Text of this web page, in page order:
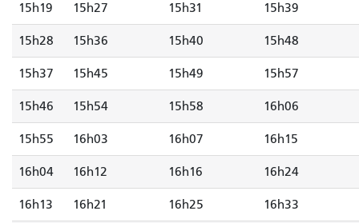
15h19 15h27 15h31 15h39
15h28 15h36 15h40 15h48
15h37 15h45 15h49 15h57
15h46 15h54 15h58 16h06
15h55 16h03 16h07 16h15
16h04 16h12 16h16 16h24
16h13 16h21 16h25 16h33